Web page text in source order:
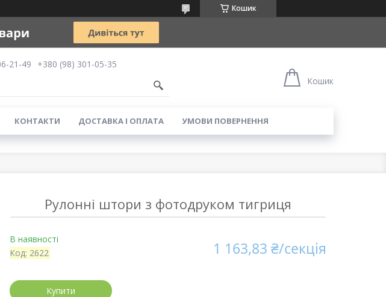
Кошик
21-49
+380 (98) 301-05-35
Кошик
КОНТАКТИ ДОСТАВКА І ОПЛАТА УМОВИ ПОВЕРНЕННЯ
Рулонні штори з фотодруком тигриця
В наявності
Код: 2622 1 163,83 ₴/секція
Купити